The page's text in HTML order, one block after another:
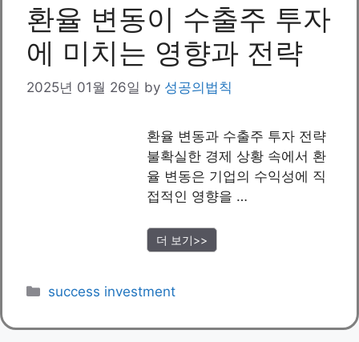
환율 변동이 수출주 투자
에 미치는 영향과 전략
2025년 01월 26일 by 성공의법칙
환율 변동과 수출주 투자 전략
불확실한 경제 상황 속에서 환
율 변동은 기업의 수익성에 직
접적인 영향을 …
더 보기>>
Categories
success investment